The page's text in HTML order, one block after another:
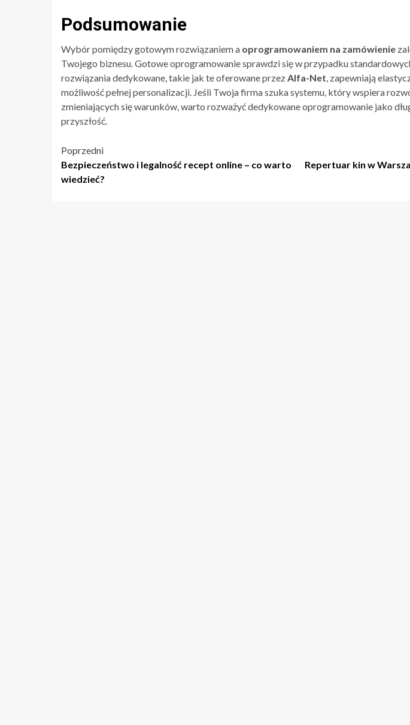
Podsumowanie
Wybór pomiędzy gotowym rozwiązaniem a oprogramowaniem na zamówienie
Twojego biznesu. Gotowe oprogramowanie sprawdzi się w przypadku
rozwiązania dedykowane, takie jak te oferowane przez Alfa-Net , zapewniają
możliwość pełnej personalizacji. Jeśli Twoja firma szuka systemu, który wspiera
zmieniających się warunków, warto rozważyć dedykowane oprogramowanie jako
przyszłość.
Nawigacja
wpisu
Poprzedni
Bezpieczeństwo i legalność recept online – co warto
wiedzieć?
Repertuar kin w